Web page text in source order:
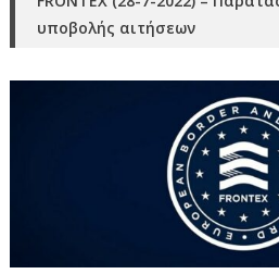
υποβολής αιτήσεων